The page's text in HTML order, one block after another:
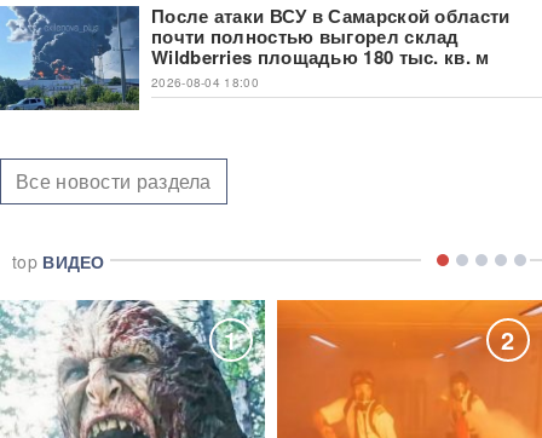
После атаки ВСУ в Самарской области
почти полностью выгорел склад
Wildberries площадью 180 тыс. кв. м
2026-08-04 18:00
Все новости раздела
top ВИДЕО
1 2